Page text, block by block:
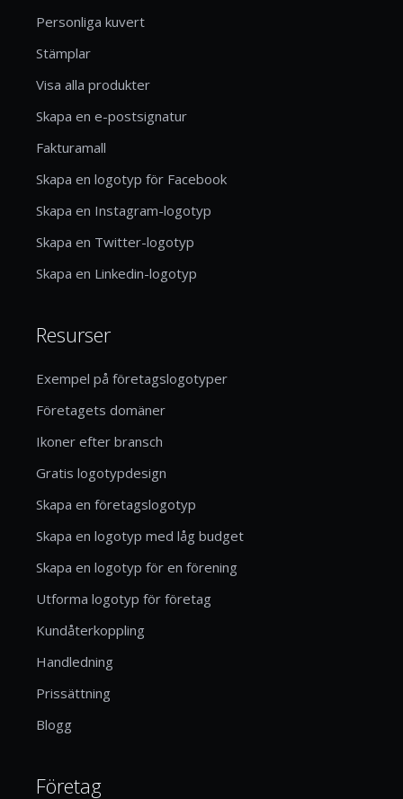
Personliga kuvert
Stämplar
Visa alla produkter
Skapa en e-postsignatur
Fakturamall
Skapa en logotyp för Facebook
Skapa en Instagram-logotyp
Skapa en Twitter-logotyp
Skapa en Linkedin-logotyp
Resurser
Exempel på företagslogotyper
Företagets domäner
Ikoner efter bransch
Gratis logotypdesign
Skapa en företagslogotyp
Skapa en logotyp med låg budget
Skapa en logotyp för en förening
Utforma logotyp för företag
Kundåterkoppling
Handledning
Prissättning
Blogg
Företag